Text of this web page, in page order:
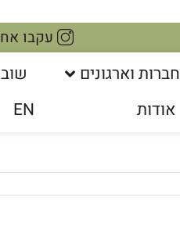
עקבו
חברות וארגונים
אודות EN